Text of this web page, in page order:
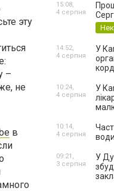
эту
–
не
в
15:08,
4 серпня
У
14:52,
4 серпня
У
10:24,
4 серпня
води
10:14,
4 серпня
У
09:21,
3 серпня